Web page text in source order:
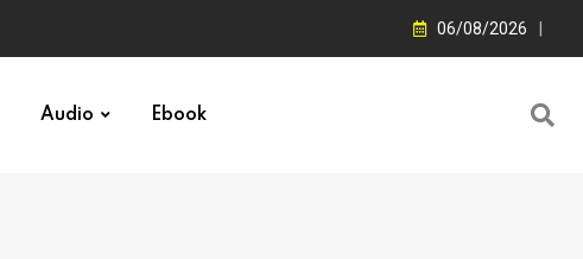
06/08/2026
Audio Ebook